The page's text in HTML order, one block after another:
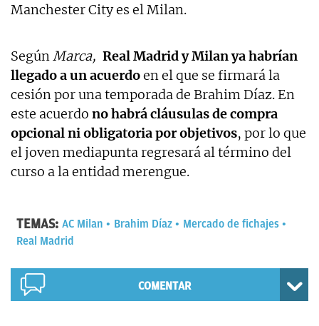
Manchester City es el Milan.
SegúnMarca, Real Madrid y Milan ya habrían
llegado a un acuerdoen el que se firmará la
cesión por una temporada de Brahim Díaz. En
este acuerdo no habrá cláusulas de compra
opcional ni obligatoria por objetivos, por lo que
el joven mediapunta regresará al término del
curso a la entidad merengue.
TEMAS: AC Milan Brahim Díaz
Mercado de fichajes
Real Madrid
COMENTAR